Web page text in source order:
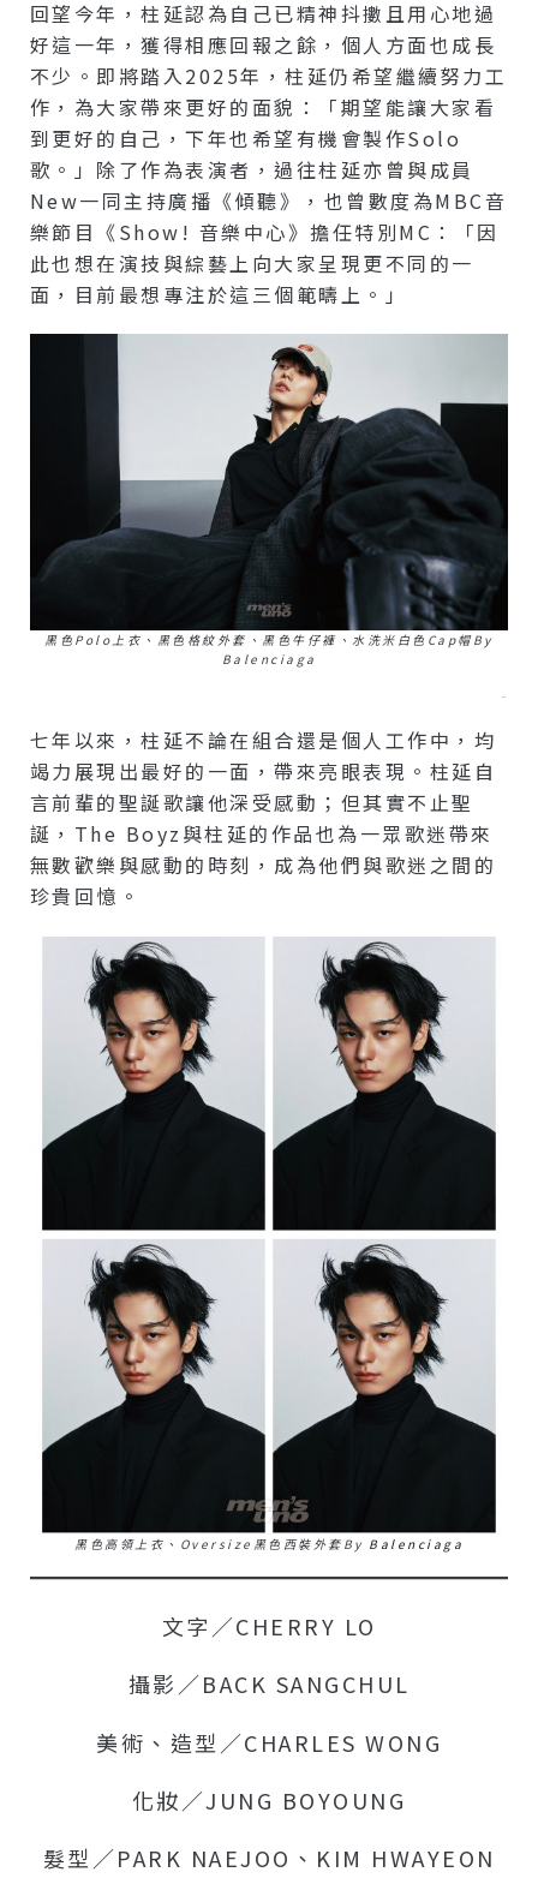
回望今年，柱延認為自己已精神抖擻且用心地過
好這一年，獲得相應回報之餘，個人方面也成長
不少。即將踏入2025年，柱延仍希望繼續努力工
作，為大家帶來更好的面貌：「期望能讓大家看
到更好的自己，下年也希望有機會製作solo
歌。」除了作為表演者，過往柱延亦曾與成員
New一同主持廣播《傾聽》，也曾數度為MBC音
樂節目《Show! 音樂中心》擔任特別MC：「因
此也想在演技與綜藝上向大家呈現更不同的一
面，目前最想專注於這三個範疇上。」
黑色Polo上衣、黑色格紋外套、黑色牛仔褲、水洗米白色Cap帽by
Balenciaga
–
七年以來，柱延不論在組合還是個人工作中，均
竭力展現出最好的一面，帶來亮眼表現。柱延自
言前輩的聖誕歌讓他深受感動；但其實不止聖
誕，The Boyz與柱延的作品也為一眾歌迷帶來
無數歡樂與感動的時刻，成為他們與歌迷之間的
珍貴回憶。
黑色高領上衣、Oversize黑色西裝外套by Balenciaga
文字／CHERRY LO
攝影／BACK SANGCHUL
美術、造型／CHARLES WONG
化妝／JUNG BOYOUNG
髮型／PARK NAEJOO、KIM HWAYEON